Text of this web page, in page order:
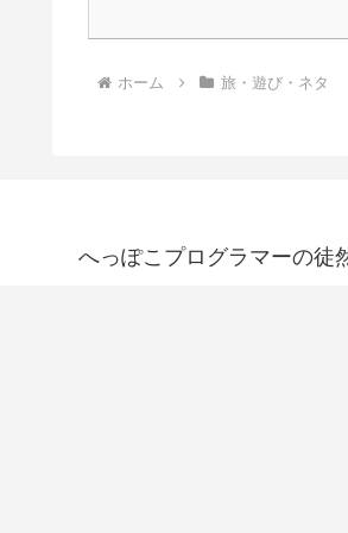
ホーム 旅・遊び・ネタ
へっぽこプログラマーの徒